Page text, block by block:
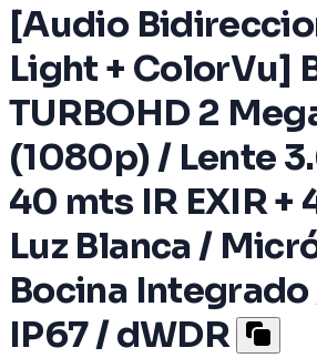
[Audio
Light + ColorVu]
TURBOHD 2
(1080p) / Lente
40 mts IR EXIR +
Luz Blanca /
Bocina
IP67 / dWDR